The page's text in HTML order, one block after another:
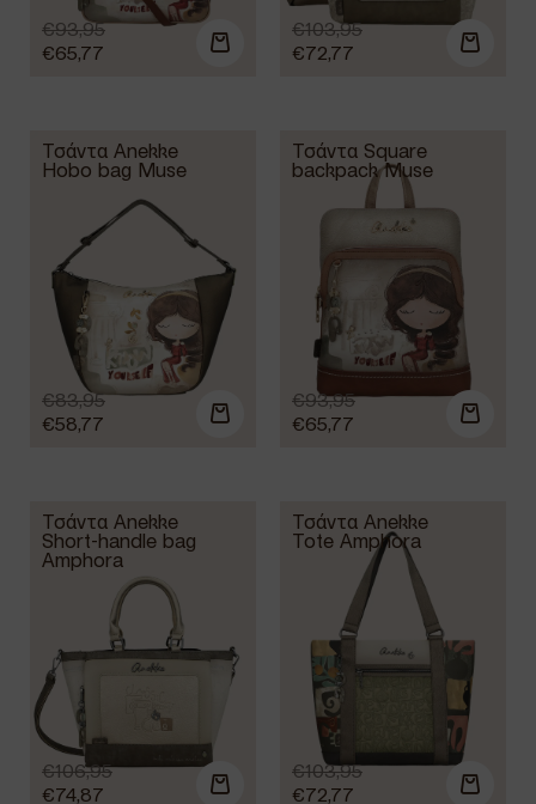
€93,95
€65,77
€103,95
€72,77
Τσάντα Anekke
Hobo bag Muse
€83,95
€58,77
Τσάντα Square
backpack Muse
€93,95
€65,77
Τσάντα Anekke
Short-handle bag
Amphora
€106,95
€74,87
Τσάντα Anekke
Tote Amphora
€103,95
€72,77